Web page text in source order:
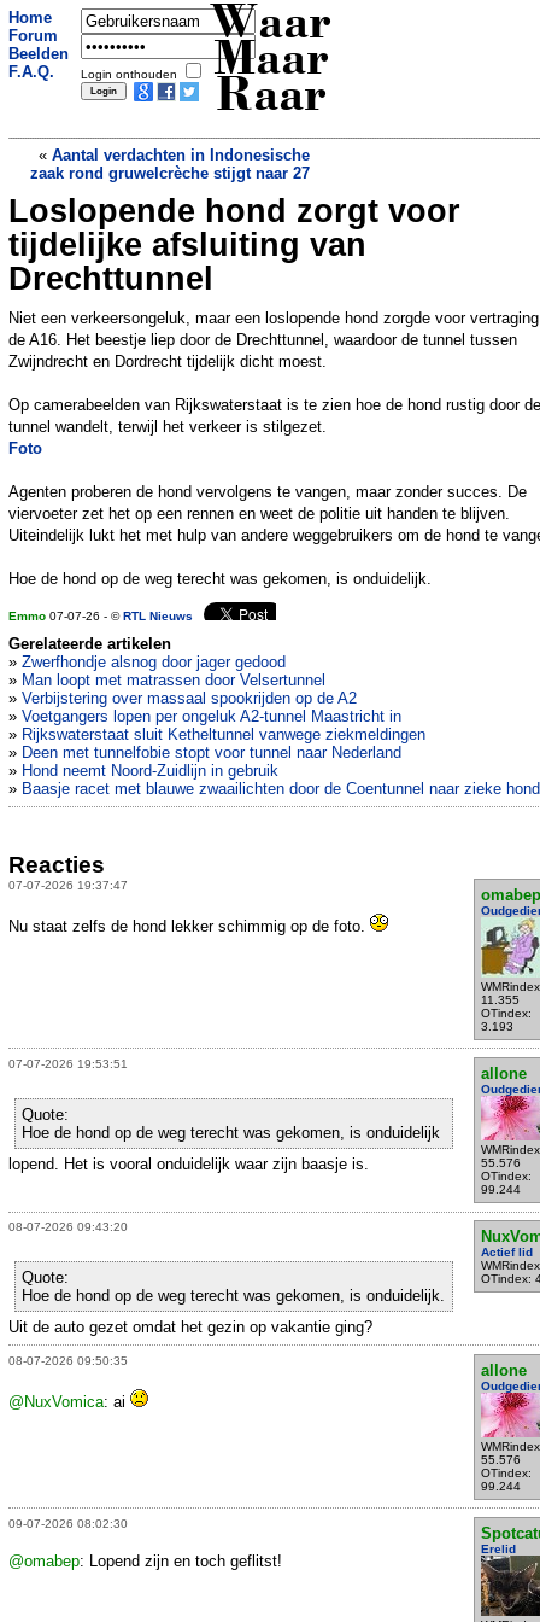
Home
Forum
Beelden
F.A.Q.
Login onthouden
Waar
Maar
Raar
« Aantal verdachten in Indonesische
zaak rond gruwelcrèche stijgt naar 27
Ruimteballen op Australisch strand: niet
van aliens, wel gevaarlijk»
Loslopende hond zorgt voor
tijdelijke afsluiting van
Drechttunnel
Niet een verkeersongeluk, maar een loslopende hond zorgde voor
de A16. Het beestje liep door de Drechttunnel, waardoor de tunnel tussen
Zwijndrecht en Dordrecht tijdelijk dicht moest.
Op camerabeelden van Rijkswaterstaat is te zien hoe de hond rustig door de
tunnel wandelt, terwijl het verkeer is stilgezet.
Foto
Agenten proberen de hond vervolgens te vangen, maar zonder succes. De
viervoeter zet het op een rennen en weet de politie uit handen te blijven.
Uiteindelijk lukt het met hulp van andere weggebruikers om de hond te
Hoe de hond op de weg terecht was gekomen, is onduidelijk.
Emmo 07-07-26 - ©RTL Nieuws
Gerelateerde artikelen
» Zwerfhondje alsnog door jager gedood
» Man loopt met matrassen door Velsertunnel
» Verbijstering over massaal spookrijden op de A2
» Voetgangers lopen per ongeluk A2-tunnel Maastricht in
» Rijkswaterstaat sluit Ketheltunnel vanwege ziekmeldingen
» Deen met tunnelfobie stopt voor tunnel naar Nederland
» Hond neemt Noord-Zuidlijn in gebruik
» Baasje racet met blauwe zwaailichten door de Coentunnel naar zieke hond
Reacties
07-07-2026 19:37:47
omabep
11.355
OTindex:
3.193
Nu staat zelfs de hond lekker schimmig op de foto.
07-07-2026 19:53:51
allone
55.576
OTindex:
99.244
Quote:
Hoe de hond op de weg terecht was gekomen, is onduidelijk
lopend. Het is vooral onduidelijk waar zijn baasje is.
08-07-2026 09:43:20
Actief lid
OTindex:
Quote:
Hoe de hond op de weg terecht was gekomen, is onduidelijk.
Uit de auto gezet omdat het gezin op vakantie ging?
08-07-2026 09:50:35
allone
55.576
OTindex:
99.244
@NuxVomica: ai
09-07-2026 08:02:30
Erelid
@omabep: Lopend zijn en toch geflitst!